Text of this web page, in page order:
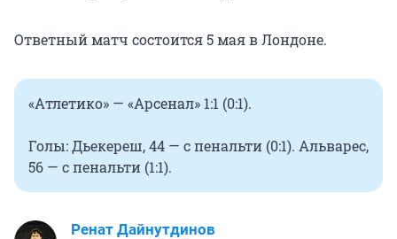
Ответный матч состоится 5 мая в Лондоне.
«Атлетико» — «Арсенал» 1:1 (0:1).
Голы: Дьекереш, 44 — с пенальти (0:1). Альварес,
56 — с пенальти (1:1).
Ренат Дайнутдинов